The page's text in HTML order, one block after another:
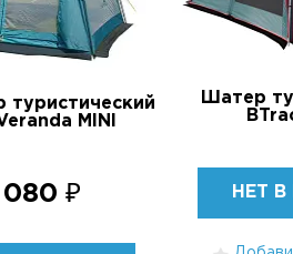
туристический
MINI
080 ₽
Шатер
НЕТ